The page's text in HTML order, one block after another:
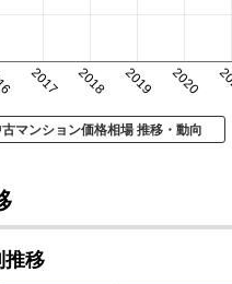
2017 2018 2019 2020
マンション価格相場 推移・動向
推移